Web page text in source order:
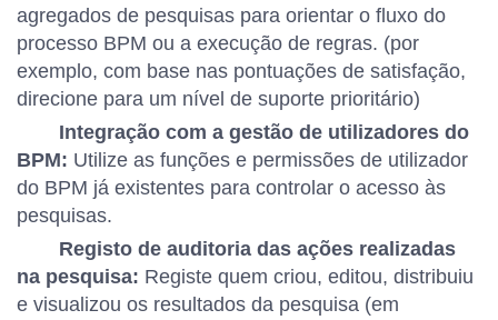
agregados de pesquisas para orientar o fluxo do
processo BPM ou a execução de regras. (por
exemplo, com base nas pontuações de satisfação,
direcione para um nível de suporte prioritário)
Integração com a gestão de utilizadores do
BPM: Utilize as funções e permissões de utilizador
do BPM já existentes para controlar o acesso às
pesquisas.
Registo de auditoria das ações realizadas
na pesquisa: Registe quem criou, editou, distribuiu
e visualizou os resultados da pesquisa (em